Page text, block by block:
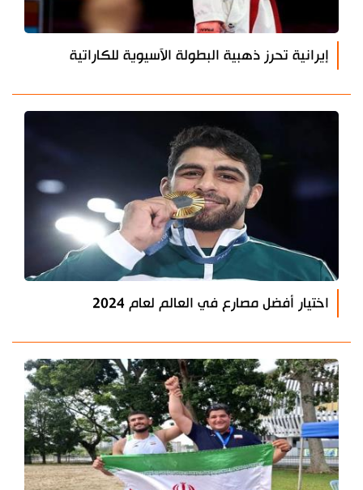
إيرانية تحرز ذهبية البطولة الآسيوية للكاراتية
اختيار أفضل مصارع في العالم لعام 2024